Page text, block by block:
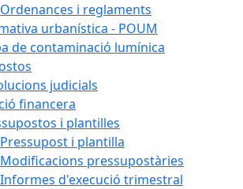
Ordenances i reglaments
urbanística - POUM
de contaminació lumínica
judicials
financera
i plantilles
Pressupost i plantilla
Modificacions pressupostàries
Informes d'execució trimestral